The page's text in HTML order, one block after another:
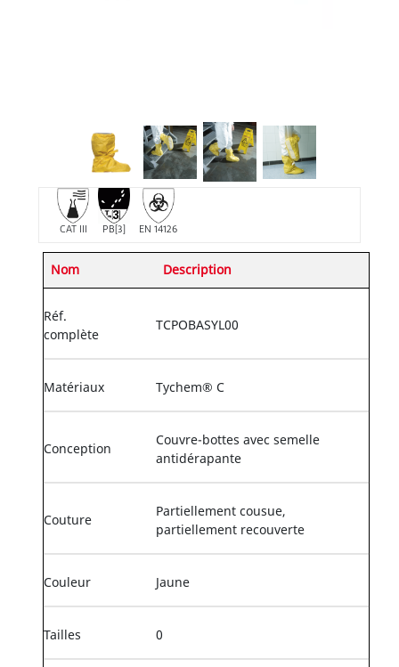
CAT III PB[3] EN 14126
Nom Description
Réf.
complète
TCPOBASYL00
Matériaux Tychem® C
Conception
Couvre-bottes avec semelle
antidérapante
Couture
Partiellement cousue,
partiellement recouverte
Couleur Jaune
Tailles 0